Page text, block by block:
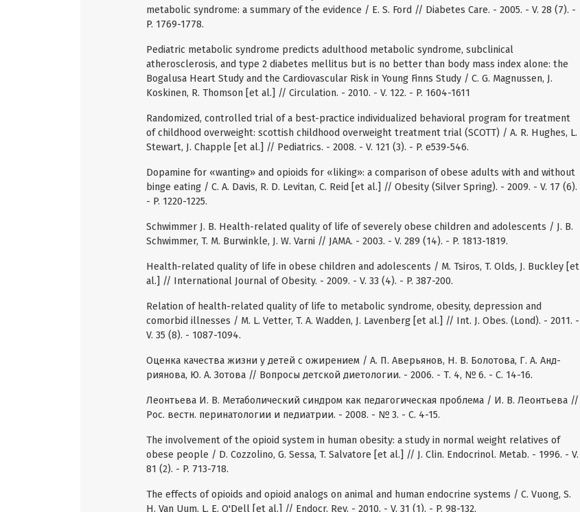
metabolic syndrome: a summary of the evidence / E. S. Ford // Diabetes Care. - 2005. - V. 28 (7). -
P. 1769-1778.
Pediatric metabolic syndrome predicts adulthood metabolic syndrome, subclinical
atherosclerosis, and type 2 diabetes mellitus but is no better than body mass index alone: the
Bogalusa Heart Study and the Cardiovascular Risk in Young Finns Study / C. G. Magnussen, J.
Koskinen, R. Тhomson [et al.] // Circulation. - 2010. - V. 122. - P. 1604-1611
Randomized, controlled trial of a best-practice individualized behavioral program for treatment
of childhood overweight: scottish childhood overweight treatment trial (SCOTT) / A. R. Hughes, L.
Stewart, J. Chapple [et al.] // Pediatrics. - 2008. - V. 121 (3). - P. e539-546.
Dopamine for «wanting» and opioids for «liking»: a comparison of obese adults with and without
binge eating / C. A. Davis, R. D. Levitan, C. Reid [et al.] // Obesity (Silver Spring). - 2009. - V. 17 (6).
- P. 1220-1225.
Schwimmer J. B. Health-related quality of life of severely obese children and adolescents / J. B.
Schwimmer, T. M. Burwinkle, J. W. Varni // JAMA. - 2003. - V. 289 (14). - P. 1813-1819.
Health-related quality of life in obese children and adolescents / M. Tsiros, T. Olds, J. Buckley [et
al.] // International Journal of Obesity. - 2009. - V. 33 (4). - P. 387-200.
Relation of health-related quality of life to metabolic syndrome, obesity, depression and
comorbid illnesses / M. L. Vetter, T. A. Wadden, J. Lavenberg [et al.] // Int. J. Obes. (Lond). - 2011. -
V. 35 (8). - 1087-1094.
Оценка качества жизни у детей с ожирением / А. П. Аверьянов, Н. В. Болотова, Г. А. Анд-
риянова, Ю. А. Зотова // Вопросы детской диетологии. - 2006. - Т. 4, № 6. - С. 14-16.
Леонтьева И. В. Метаболический синдром как педагогическая проблема / И. В. Леонтьева //
Рос. вестн. перинатологии и педиатрии. - 2008. - № 3. - С. 4-15.
The involvement of the opioid system in human obesity: a study in normal weight relatives of
obese people / D. Cozzolino, G. Sessa, T. Salvatore [et al.] // J. Clin. Endocrinol. Metab. - 1996. - V.
81 (2). - P. 713-718.
The effects of opioids and opioid analogs on animal and human endocrine systems / C. Vuong, S.
H. Van Uum, L. E. O'Dell [et al.] // Endocr. Rev. - 2010. - V. 31 (1). - P. 98-132.